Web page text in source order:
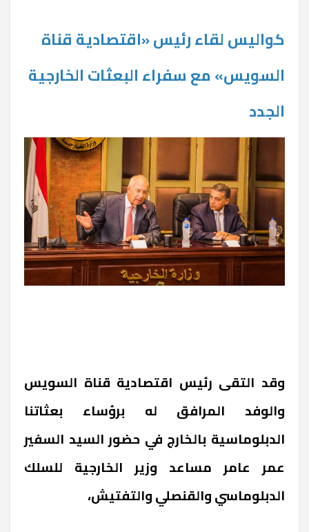
كواليس لقاء رئيس «اقتصادية قناة
السويس» مع سفراء البعثات الخارجية
الجدد
وقد التقى رئيس اقتصادية قناة السويس
والوفد المرافق له برؤساء بعثاتنا
الدبلوماسية بالخارج في حضور السيد السفير
عمر عامر مساعد وزير الخارجية للسلك
الدبلوماسي والقنصلي والتفتيش،